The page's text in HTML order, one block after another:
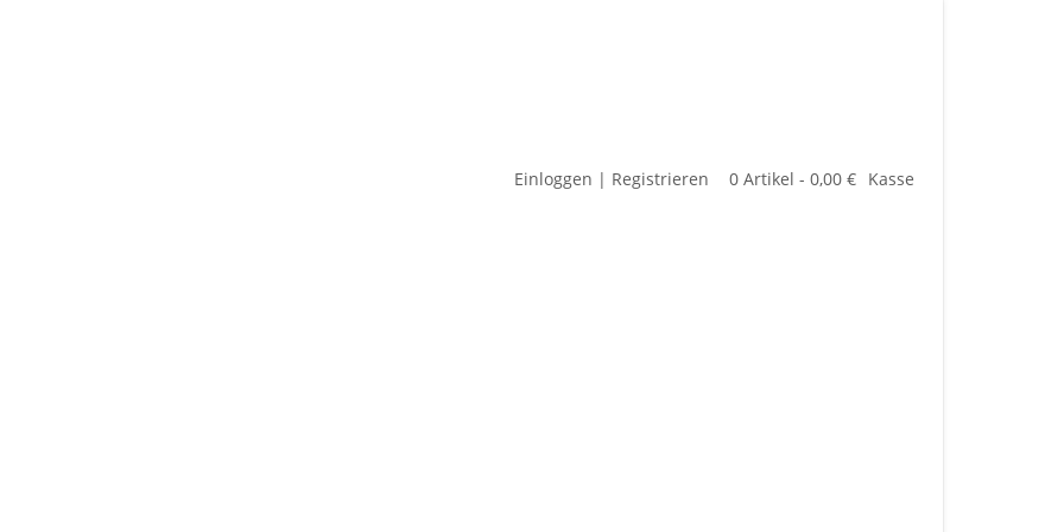
Einloggen | Registrieren 0 Artikel - 0,00 € Kasse